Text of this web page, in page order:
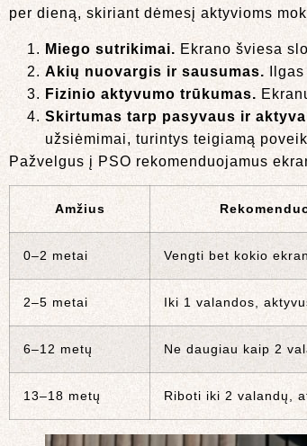
per dieną, skiriant dėmesį aktyvioms
Miego sutrikimai. Ekrano šviesa
Akių nuovargis ir sausumas.
Fizinio aktyvumo trūkumas.
Skirtumas tarp pasyvaus ir
užsiėmimai, turintys teigiamą
Pažvelgus į PSO rekomenduojamus
Amžius
0–2 metai Vengti bet kokio
2–5 metai Iki 1 valandos,
6–12 metų Ne daugiau kaip 2
13–18 metų Riboti iki 2 valandų,